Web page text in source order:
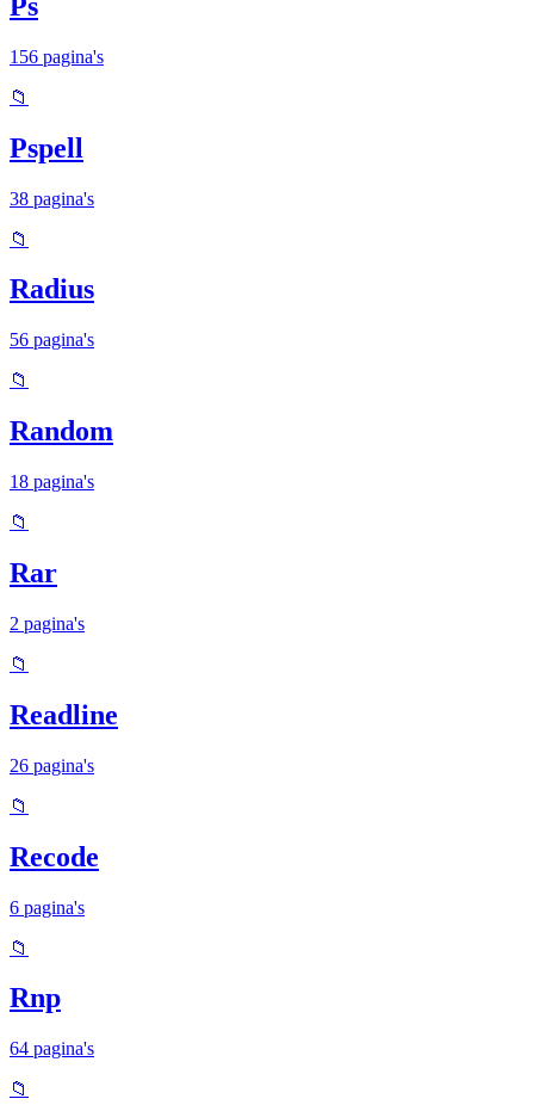
156 pagina's
📁
Pspell
38 pagina's
📁
Radius
56 pagina's
📁
Random
18 pagina's
📁
Rar
2 pagina's
📁
Readline
26 pagina's
📁
Recode
6 pagina's
📁
Rnp
64 pagina's
📁